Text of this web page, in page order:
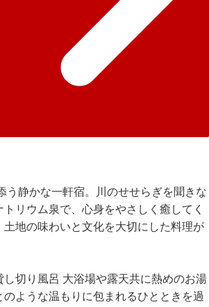
静かな一軒宿。川のせせらぎを聞きな
リウム泉で、心身をやさしく癒してく
地の味わいと文化を大切にした料理が
切り風呂 大浴場や露天共に熱めのお湯
ような温もりに包まれるひとときを過